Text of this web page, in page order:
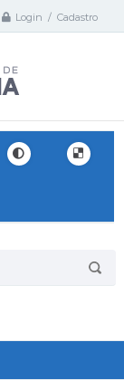
Login / Cadastro